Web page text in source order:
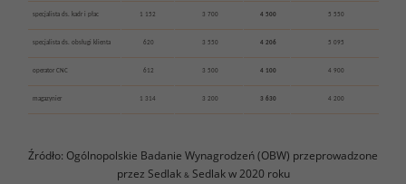
specjalista ds. kadr i płac 1 152 3 700 4 500 5 550
specjalista ds. obsługi klienta 620 3 550 4 206 5 095
operator CNC 612 3 500 4 100 4 900
magazynier 1 314 3 200 3 630 4 200
Źródło: Ogólnopolskie Badanie Wynagrodzeń (OBW) przeprowadzone
przez Sedlak &Sedlak w 2020 roku